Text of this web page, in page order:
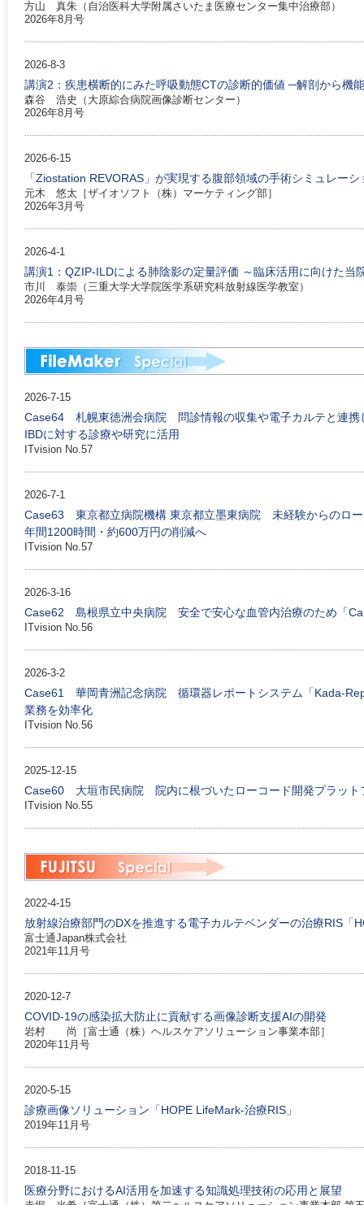
方山 真朱（自治医科大学附属さいたま医療センター集中治療部）
2026年8月号
2026-8-3
講演2：疾患横断的にみた呼吸動態CTの診断的価値 ─解剖から機
森谷 浩史（大原綜合病院画像診断センター）
2026年8月号
2026-6-15
「Ziostation REVORAS」が実現する腹部領域の手術シミュレーシ
元木 悠太［ザイオソフト（株）マーケティング部］
2026年3月号
2026-4-1
講演1：QZIP-ILDによる肺陰影の定量評価 ～臨床活用に向けた当
市川 泰崇（三重大学大学院医学系研究科放射線医学教室）
2026年4月号
2026-7-15
Case64 札幌東徳洲会病院 問診情報の収集や電子カルテと連携
IBDに対する診療や研究に活用
ITvision No.57
2026-7-1
Case63 東京都立病院機構 東京都立墨東病院 未経験からのロ
年間1200時間・約600万円の削減へ
ITvision No.57
2026-3-16
Case62 島根県立中央病院 安全で安心な血管内治療のため「
ITvision No.56
2026-3-2
Case61 華岡青洲記念病院 循環器レポートシステム「Kada-
業務を効率化
ITvision No.56
2025-12-15
Case60 大垣市民病院 院内に根づいたローコード開発プラット
ITvision No.55
2022-4-15
放射線治療部門のDXを推進する電子カルテベンダーの治療RIS「
富士通Japan株式会社
2021年11月号
2020-12-7
COVID-19の感染拡大防止に貢献する画像診断支援AIの開発
岩村 尚［富士通（株）ヘルスケアソリューション事業本部］
2020年11月号
2020-5-15
診療画像ソリューション「HOPE LifeMark-治療RIS」
2019年11月号
2018-11-15
医療分野におけるAI活用を加速する知識処理技術の応用と展望